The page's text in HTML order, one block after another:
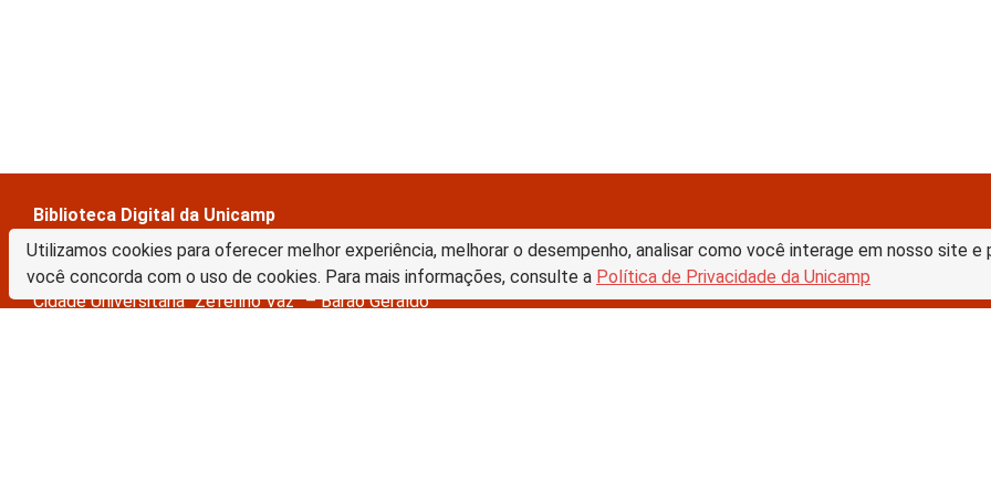
Utilizamos cookies para oferecer melhor experiência, melhorar o desempenho, analisar como você interage em nosso site
você concorda com o uso de cookies. Para mais informações, consulte a Política de Privacidade da Unicamp
Biblioteca Digital da Unicamp
Prédio da Biblioteca Central Cesar Lattes
Rua Sérgio Buarque de Holanda, 421 – 1º piso
Cidade Universitária “Zeferino Vaz” – Barão Geraldo